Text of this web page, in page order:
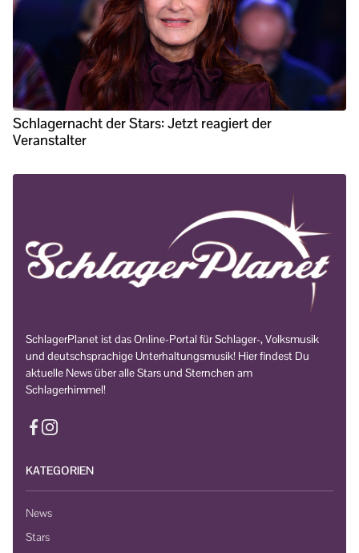
Schlagernacht der Stars: Jetzt reagiert der
Veranstalter
SchlagerPlanet ist das Online-Portal für Schlager-, Volksmusik
und deutschsprachige Unterhaltungsmusik! Hier findest Du
aktuelle News über alle Stars und Sternchen am
Schlagerhimmel!
KATEGORIEN
News
Stars